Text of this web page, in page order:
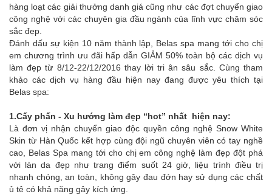
hàng loạt các giải thưởng danh giá cũng như các đợt chuyển giao
công nghệ với các chuyên gia đầu ngành của lĩnh vực chăm sóc
sắc đẹp.
Đánh dấu sự kiện 10 năm thành lập, Belas spa mang tới cho chị
em chương trình ưu đãi hấp dẫn GIẢM 50% toàn bộ các dịch vụ
làm đẹp từ 8/12-22/12/2016 thay lời tri ân sâu sắc. Cùng tham
khảo các dịch vụ hàng đầu hiện nay đang được yêu thích tại
Belas spa:
1.Cấy phấn - Xu hướng làm đẹp “hot” nhất hiện nay:
Là đơn vị nhận chuyển giao độc quyền công nghệ Snow White
Skin từ Hàn Quốc kết hợp cùng đội ngũ chuyên viên có tay nghề
cao, Belas Spa mang tới cho chị em công nghệ làm đẹp đột phá
với làn da đẹp như trang điểm suốt 24 giờ, liệu trình điều trị
nhanh chóng, an toàn, không gây đau đớn hay sử dụng các chất
ủ tê có khả năng gây kích ứng.